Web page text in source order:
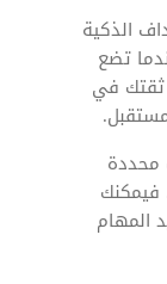
الذكية
تضع
ثقتك في
محددة
المهام